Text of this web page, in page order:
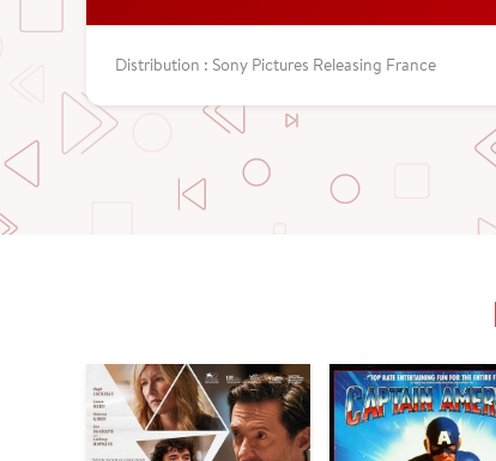
Distribution : Sony Pictures Releasing France